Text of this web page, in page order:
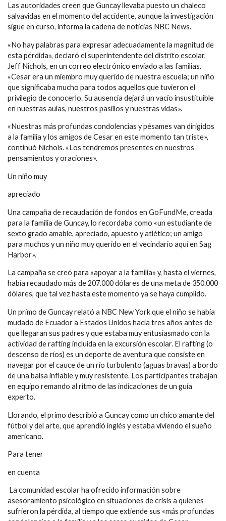
Las autoridades creen que Guncay llevaba puesto un chaleco
salvavidas en el momento del accidente, aunque la investigación
sigue en curso, informa la cadena de noticias NBC News.
«No hay palabras para expresar adecuadamente la magnitud de
esta pérdida», declaró el superintendente del distrito escolar,
Jeff Nichols, en un correo electrónico enviado a las familias.
«Cesar era un miembro muy querido de nuestra escuela; un niño
que significaba mucho para todos aquellos que tuvieron el
privilegio de conocerlo. Su ausencia dejará un vacío insustituible
en nuestras aulas, nuestros pasillos y nuestras vidas».
«Nuestras más profundas condolencias y pésames van dirigidos
a la familia y los amigos de Cesar en este momento tan triste»,
continuó Nichols. «Los tendremos presentes en nuestros
pensamientos y oraciones».
Un niño muy
apreciado
Una campaña de recaudación de fondos en GoFundMe, creada
para la familia de Guncay, lo recordaba como «un estudiante de
sexto grado amable, apreciado, apuesto y atlético; un amigo
para muchos y un niño muy querido en el vecindario aquí en Sag
Harbor».
La campaña se creó para «apoyar a la familia» y, hasta el viernes,
había recaudado más de 207.000 dólares de una meta de 350.000
dólares, que tal vez hasta este momento ya se haya cumplido.
Un primo de Guncay relató a NBC New York que el niño se había
mudado de Ecuador a Estados Unidos hacía tres años antes de
que llegaran sus padres y que estaba muy entusiasmado con la
actividad de rafting incluida en la excursión escolar. El rafting (o
descenso de ríos) es un deporte de aventura que consiste en
navegar por el cauce de un río turbulento (aguas bravas) a bordo
de una balsa inflable y muy resistente. Los participantes trabajan
en equipo remando al ritmo de las indicaciones de un guía
experto.
Llorando, el primo describió a Guncay como un chico amante del
fútbol y del arte, que aprendió inglés y estaba viviendo el sueño
americano.
Para tener
en cuenta
 La comunidad escolar ha ofrecido información sobre
asesoramiento psicológico en situaciones de crisis a quienes
sufrieron la pérdida, al tiempo que extiende sus «más profundas